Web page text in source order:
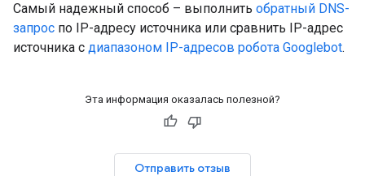
Самый надежный способ – выполнить обратный DNS-
запрос по IP-адресу источника или сравнить IP-адрес
источника с диапазоном IP-адресов робота Googlebot.
Эта информация оказалась полезной?
Отправить отзыв